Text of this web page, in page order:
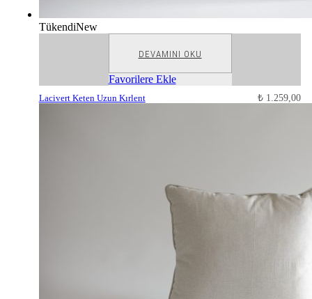
TükendiNew
DEVAMINI OKU
Favorilere Ekle
Lacivert Keten Uzun Kırlent ₺ 1.259,00